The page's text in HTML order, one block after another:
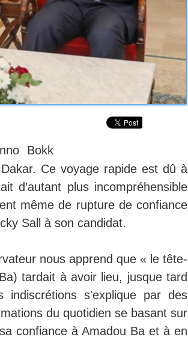
Bokk
Ce voyage rapide est dû à
d’autant plus incompréhensible
même de rupture de confiance
Sall à son candidat.
nous apprend que « le tête-
tardait à avoir lieu, jusque tard
s'explique par des
du quotidien se basant sur
confiance à Amadou Ba et à en